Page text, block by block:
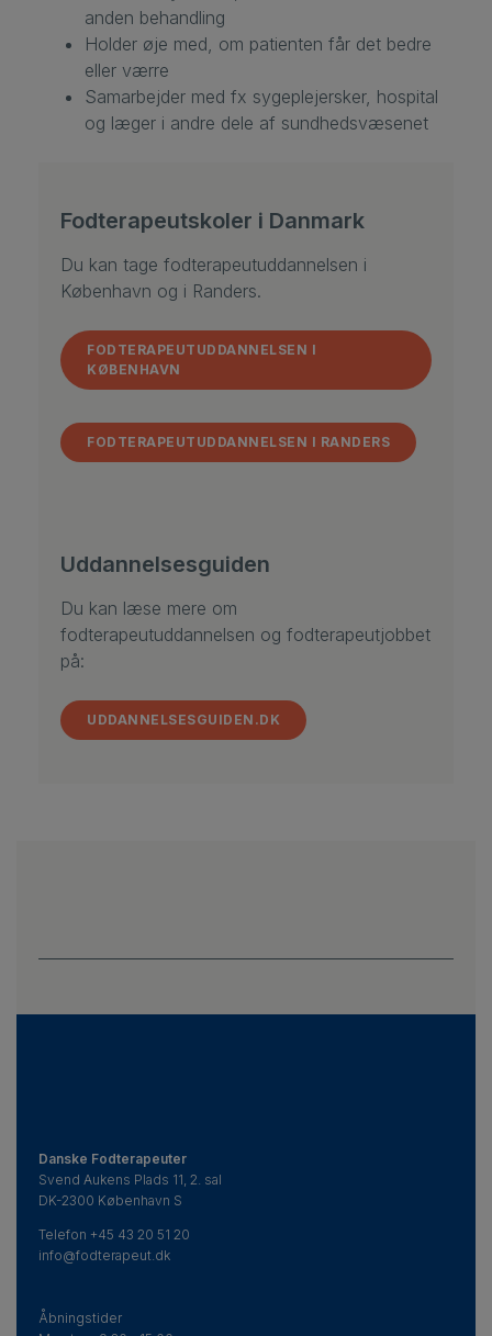
anden behandling
Holder øje med, om patienten får det bedre
eller værre
Samarbejder med fx sygeplejersker, hospital
og læger i andre dele af sundhedsvæsenet
Fodterapeutskoler i Danmark
Du kan tage fodterapeutuddannelsen i
København og i Randers.
FODTERAPEUTUDDANNELSEN I
KØBENHAVN
FODTERAPEUTUDDANNELSEN I RANDERS
Uddannelsesguiden
Du kan læse mere om
fodterapeutuddannelsen og fodterapeutjobbet
på:
UDDANNELSESGUIDEN.DK
Danske Fodterapeuter
Svend Aukens Plads 11, 2. sal
DK-2300 København S
Telefon +45 43 20 51 20
info@fodterapeut.dk
Åbningstider